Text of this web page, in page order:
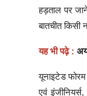
हड़ताल पर
बातचीत
यह भी पढ़े :
यूनाइटेड फोरम
एवं